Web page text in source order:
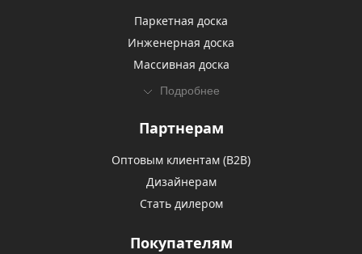
Паркетная доска
Инженерная доска
Массивная доска
Подробнее
Партнерам
Оптовым клиентам (В2В)
Дизайнерам
Стать дилером
Покупателям